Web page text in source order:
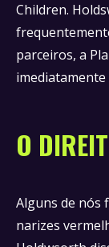
Children.
parceiros, a
imediatamente
O
Alguns de nós
narizes